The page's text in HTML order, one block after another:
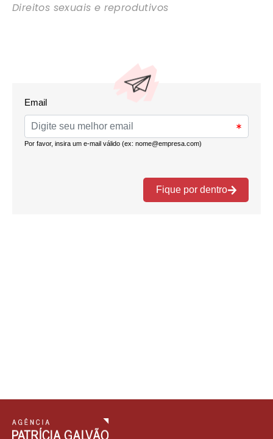
Direitos sexuais e reprodutivos